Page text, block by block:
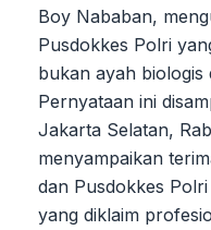
Boy Nababan,
Pusdokkes Polri
bukan ayah biologis
Pernyataan ini
Jakarta Selatan,
menyampaikan
dan Pusdokkes
yang diklaim